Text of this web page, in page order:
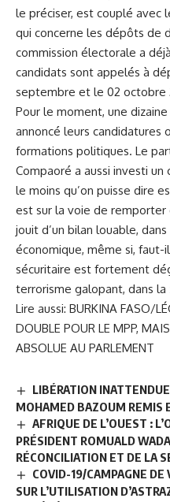
le préciser, est couplé avec
qui concerne les dépôts de
commission électorale a
candidats sont appelés à
septembre et le 02 octobre
Pour le moment, une
annoncé leurs candidatures
formations politiques. Le
Compaoré a aussi investi un
le moins qu’on puisse dire
est sur la voie de remporter
jouit d’un bilan louable,
économique, même si,
sécuritaire est fortement
terrorisme galopant, dans la
Lire aussi: BURKINA FASO/
DOUBLE POUR LE MPP,
ABSOLUE AU PARLEMENT
LIBÉRATION
MOHAMED BAZOUM REMIS
AFRIQUE DE L’OUEST :
PRÉSIDENT ROMUALD
RÉCONCILIATION ET DE LA
COVID-19/CAMPAGNE DE
SUR L’UTILISATION